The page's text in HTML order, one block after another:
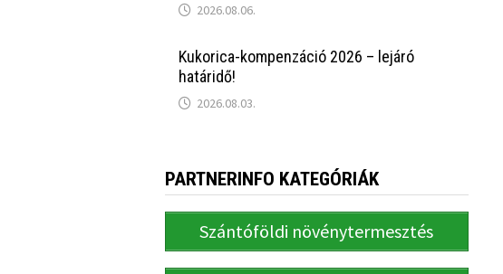
2026.08.06.
Kukorica-kompenzáció 2026 – lejáró
határidő!
2026.08.03.
PARTNERINFO KATEGÓRIÁK
Szántóföldi növénytermesztés